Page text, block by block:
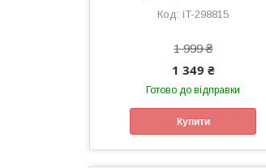
iT-298815
1 999 ₴
1 349 ₴
Готово до відправки
Купити